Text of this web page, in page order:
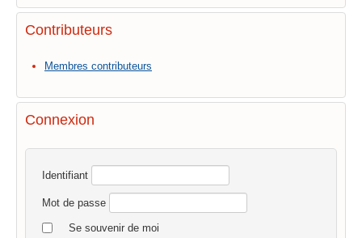
Contributeurs
Membres contributeurs
Connexion
Identifiant
Mot de passe
Se souvenir de moi